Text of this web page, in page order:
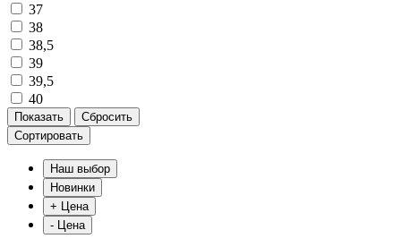
37
38
38,5
39
39,5
40
Сортировать